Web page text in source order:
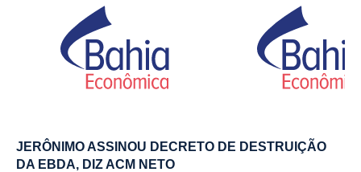
JERÔNIMO ASSINOU DECRETO DE DESTRUIÇÃO
DA EBDA, DIZ ACM NETO